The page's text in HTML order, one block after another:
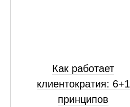
Как работает
клиентократия: 6+1
принципов